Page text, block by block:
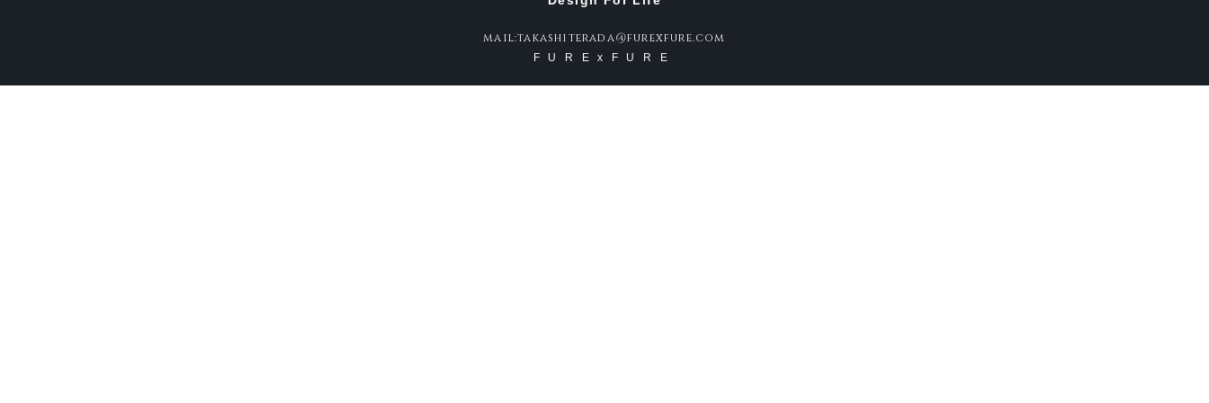
mail:takashiterada@furexfure.com
FURExFURE